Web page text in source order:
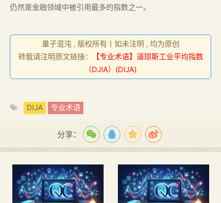
仍然是金融领域中被引用最多的指数之一。
量子混沌 , 版权所有丨如未注明 , 均为原创
转载请注明原文链接：
【专业术语】道琼斯工业平均指数
（DJIA）(DIJA)
DIJA 专业术语
分享：